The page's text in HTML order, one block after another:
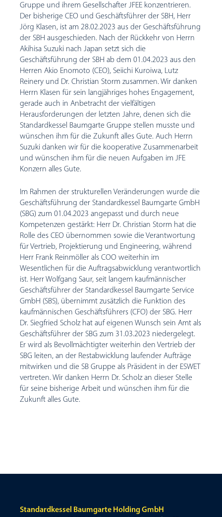
Gruppe und ihrem Gesellschafter JFEE konzentrieren.
Der bisherige CEO und Geschäftsführer der SBH, Herr
Jörg Klasen, ist am 28.02.2023 aus der Geschäftsführung
der SBH ausgeschieden. Nach der Rückkehr von Herrn
Akihisa Suzuki nach Japan setzt sich die
Geschäftsführung der SBH ab dem 01.04.2023 aus den
Herren Akio Enomoto (CEO), Seiichi Kuroiwa, Lutz
Reinery und Dr. Christian Storm zusammen. Wir danken
Herrn Klasen für sein langjähriges hohes Engagement,
gerade auch in Anbetracht der vielfältigen
Herausforderungen der letzten Jahre, denen sich die
Standardkessel Baumgarte Gruppe stellen musste und
wünschen ihm für die Zukunft alles Gute. Auch Herrn
Suzuki danken wir für die kooperative Zusammenarbeit
und wünschen ihm für die neuen Aufgaben im JFE
Konzern alles Gute.
Im Rahmen der strukturellen Veränderungen wurde die
Geschäftsführung der Standardkessel Baumgarte GmbH
(SBG) zum 01.04.2023 angepasst und durch neue
Kompetenzen gestärkt: Herr Dr. Christian Storm hat die
Rolle des CEO übernommen sowie die Verantwortung
für Vertrieb, Projektierung und Engineering, während
Herr Frank Reinmöller als COO weiterhin im
Wesentlichen für die Auftragsabwicklung verantwortlich
ist. Herr Wolfgang Saur, seit langem kaufmännischer
Geschäftsführer der Standardkessel Baumgarte Service
GmbH (SBS), übernimmt zusätzlich die Funktion des
kaufmännischen Geschäftsführers (CFO) der SBG. Herr
Dr. Siegfried Scholz hat auf eigenen Wunsch sein Amt als
Geschäftsführer der SBG zum 31.03.2023 niedergelegt.
Er wird als Bevollmächtigter weiterhin den Vertrieb der
SBG leiten, an der Restabwicklung laufender Aufträge
mitwirken und die SB Gruppe als Präsident in der ESWET
vertreten. Wir danken Herrn Dr. Scholz an dieser Stelle
für seine bisherige Arbeit und wünschen ihm für die
Zukunft alles Gute.
Standardkessel Baumgarte Holding GmbH